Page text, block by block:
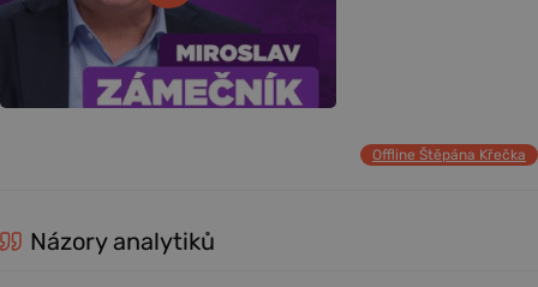
Offline Štěpána Křečka
Názory analytiků